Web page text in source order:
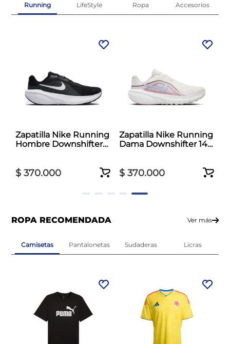
Running LifeStyle Ropa Accesorios
Zapatilla Nike Running
Hombre Downshifter
$ 370.000
Zapatilla Nike Running
Dama Downshifter 14
$ 370.000
ROPA RECOMENDADA Ver más
Camisetas Pantalonetas Sudaderas Licras